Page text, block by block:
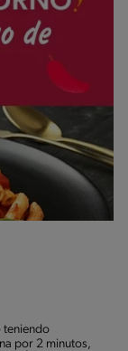
teniendo
por 2 minutos,